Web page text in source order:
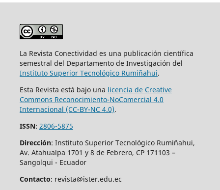
La Revista Conectividad es una publicación científica
semestral del Departamento de Investigación del
Instituto Superior Tecnológico Rumiñahui.
Esta Revista está bajo una licencia de Creative
Commons Reconocimiento-NoComercial 4.0
Internacional (CC-BY-NC 4.0).
ISSN: 2806-5875
Dirección: Instituto Superior Tecnológico Rumiñahui,
Av. Atahualpa 1701 y 8 de Febrero, CP 171103 –
Sangolqui - Ecuador
Contacto: revista@ister.edu.ec